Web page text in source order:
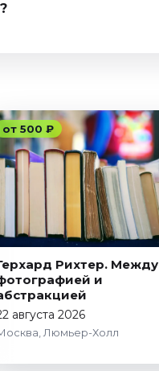
от 500 ₽
Рихтер. Между
и
августа 2026
Люмьер-Холл